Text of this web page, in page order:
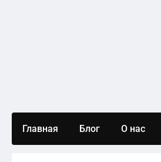
Главная Блог О нас